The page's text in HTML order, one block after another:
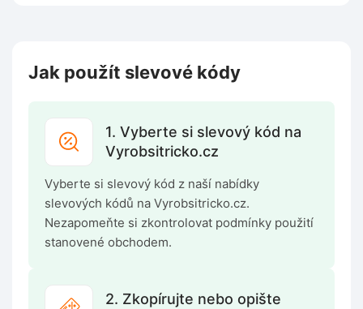
Jak použít slevové kódy
1. Vyberte si slevový kód na
Vyrobsitricko.cz
Vyberte si slevový kód z naší nabídky
slevových kódů na Vyrobsitricko.cz.
Nezapomeňte si zkontrolovat podmínky použití
stanovené obchodem.
2. Zkopírujte nebo opište